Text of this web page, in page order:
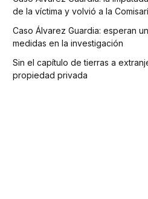
de la víctima y volvió a la
Caso Álvarez Guardia: esperan
medidas en la investigación
Sin el capítulo de tierras a
propiedad privada